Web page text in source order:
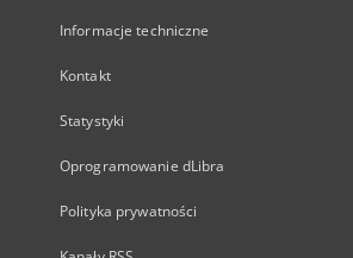
Informacje techniczne
Kontakt
Statystyki
Oprogramowanie dLibra
Polityka prywatności